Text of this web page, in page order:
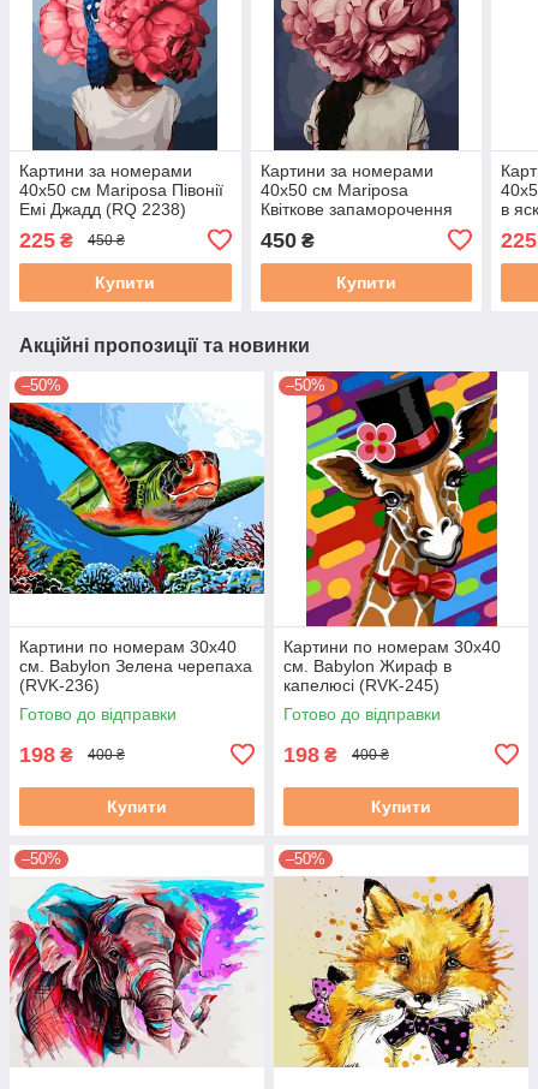
Картини за номерами
40х50 см Mariposa Півонії
Емі Джадд (RQ 2238)
225 ₴ 450 ₴
Купити
Картини за номерами
40х50 см Mariposa
Квіткове запаморочення
450₴
Купити
в
225
Акційні пропозиції та новинки
–50%
Картини по номерам 30х40
см. Babylon Зелена черепаха
(RVK-236)
Готово до відправки
198 ₴ 400 ₴
Купити
–50%
Картини по номерам 30х40
см. Babylon Жираф в
капелюсі (RVK-245)
Готово до відправки
198 ₴ 400 ₴
Купити
–50% –50%